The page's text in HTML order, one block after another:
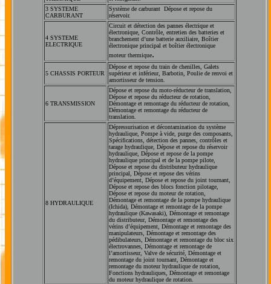
3 SYSTEME
CARBURANT
Système de carburant Dépose et repose du
réservoir.
4 SYSTEME
ELECTRIQUE
Circuit et détection des pannes électrique et
électronique, Contrôle, entretien des batteries et
branchement d’une batterie auxiliaire, Boîtier
électronique principal et boîtier électronique
moteur thermique.
5 CHASSIS PORTEUR
Dépose et repose du train de chenilles, Galets
supérieur et inférieur, Barbotin, Poulie de renvoi et
amortisseur de tension.
6 TRANSMISSION
Dépose et repose du moto-réducteur de translation,
Dépose et repose du réducteur de rotation,
Démontage et remontage du réducteur de rotation,
Démontage et remontage du réducteur de
translation.
8 HYDRAULIQUE
Dépressurisation et décontamination du système
hydraulique, Pompe à vide, purge des composants,
Spécifications, détection des pannes, contrôles et
tarage hydraulique, Dépose et repose du réservoir
hydraulique, Dépose et repose de la pompe
hydraulique principal et de la pompe pilote,
Dépose et repose du distributeur hydraulique
principal, Dépose et repose des vérins
d’équipement, Dépose et repose du joint tournant,
Dépose et repose des blocs fonction pilotage,
Dépose et repose du moteur de rotation,
Démontage et remontage de la pompe hydraulique
(Ichida), Démontage et remontage de la pompe
hydraulique (Kawasaki), Démontage et remontage
du distributeur, Démontage et remontage des
vérins d’équipement, Démontage et remontage des
manipulateurs, Démontage et remontage des
pédibulateurs, Démontage et remontage du bloc six
électrovannes, Démontage et remontage de
l’amortisseur, Valve de sécurité, Démontage et
remontage du joint tournant, Démontage et
remontage du moteur hydraulique de rotation,
Fonctions hydrauliques, Démontage et remontage
du moteur hydraulique de rotation.